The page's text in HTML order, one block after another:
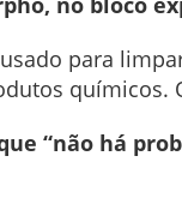
para
químicos.
“não há